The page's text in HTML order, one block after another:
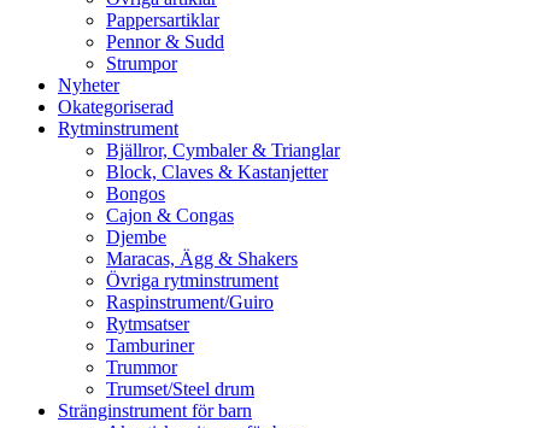
Pappersartiklar
Pennor & Sudd
Strumpor
Nyheter
Okategoriserad
Rytminstrument
Bjällror, Cymbaler & Trianglar
Block, Claves & Kastanjetter
Bongos
Cajon & Congas
Djembe
Maracas, Ägg & Shakers
Övriga rytminstrument
Raspinstrument/Guiro
Rytmsatser
Tamburiner
Trummor
Trumset/Steel drum
Stränginstrument för barn